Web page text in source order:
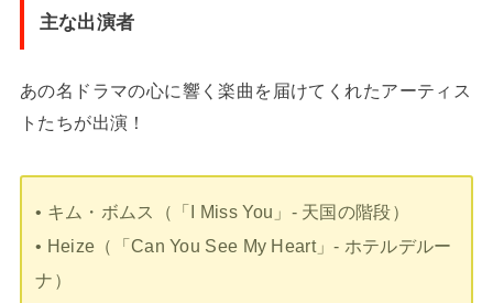
主な出演者
あの名ドラマの心に響く楽曲を届けてくれたアーティス
トたちが出演！
• キム・ボムス（「I Miss You」- 天国の階段）
• Heize（「Can You See My Heart」- ホテルデルー
ナ）